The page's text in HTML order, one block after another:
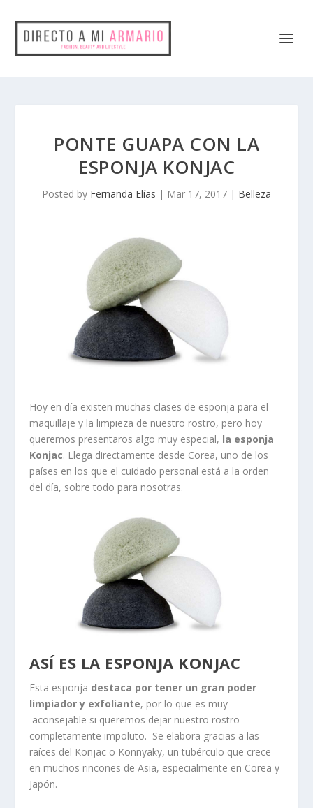
PONTE GUAPA CON LA
ESPONJA KONJAC
Posted by Fernanda Elías | Mar 17, 2017 | Belleza
Hoy en día existen muchas clases de esponja para el
maquillaje y la limpieza de nuestro rostro, pero hoy
queremos presentaros algo muy especial, la esponja
Konjac. Llega directamente desde Corea, uno de los
países en los que el cuidado personal está a la orden
del día, sobre todo para nosotras.
ASÍ ES LA ESPONJA KONJAC
Esta esponja destaca por tener un gran poder
limpiador y exfoliante, por lo que es muy
aconsejable si queremos dejar nuestro rostro
completamente impoluto. Se elabora gracias a las
raíces del Konjac o Konnyaky, un tubérculo que crece
en muchos rincones de Asia, especialmente en Corea y
Japón.